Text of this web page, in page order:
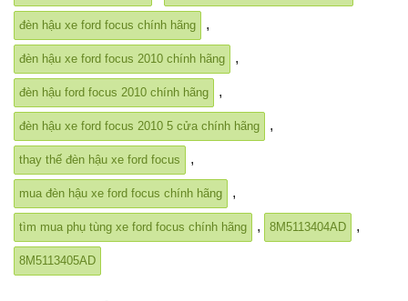
đèn hậu xe ford focus chính hãng ,
đèn hậu xe ford focus 2010 chính hãng ,
đèn hậu ford focus 2010 chính hãng ,
đèn hậu xe ford focus 2010 5 cửa chính hãng ,
thay thế đèn hậu xe ford focus ,
mua đèn hậu xe ford focus chính hãng ,
tìm mua phụ tùng xe ford focus chính hãng , 8M5113404AD ,
8M5113405AD